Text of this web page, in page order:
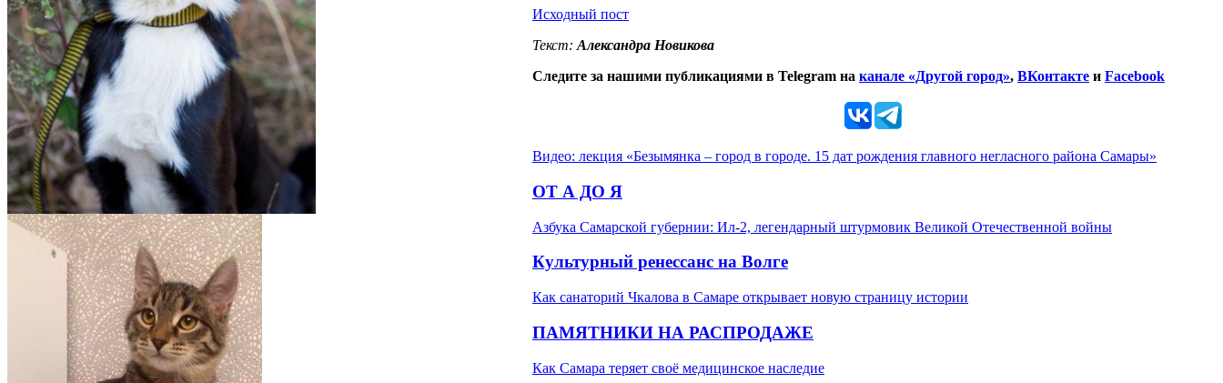
Исходный пост
Текст: Александра Новикова
Следите за нашими публикациями в Telegram на канале «Другой город», ВКонтакте и Facebook
Видео: лекция «Безымянка – город в городе. 15 дат рождения главного негласного района Самары»
ОТ А ДО Я
Азбука Самарской губернии: Ил-2, легендарный штурмовик Великой Отечественной войны
Культурный ренессанс на Волге
Как санаторий Чкалова в Самаре открывает новую страницу истории
ПАМЯТНИКИ НА РАСПРОДАЖЕ
Как Самара теряет своё медицинское наследие